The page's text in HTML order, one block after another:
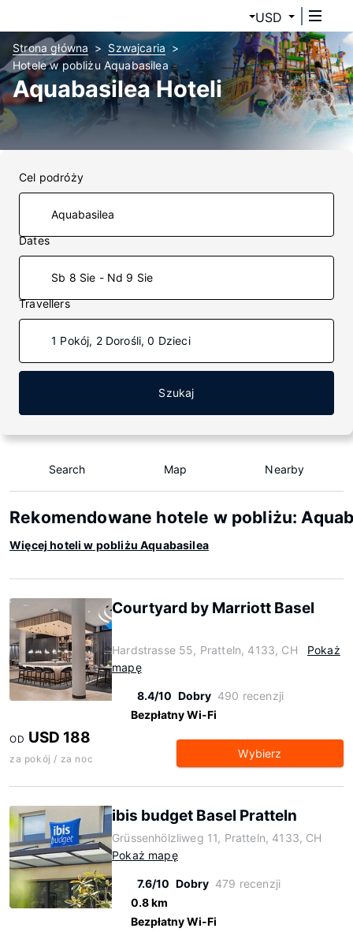
USD
Strona główna
Szwajcaria
Hotele w pobliżu Aquabasilea
Aquabasilea Hoteli
Cel podróży
Dates
Sb 8 Sie - Nd 9 Sie
Travellers
1 Pokój, 2 Dorośli, 0 Dzieci
Szukaj
Search Map Nearby
Rekomendowane hotele w pobliżu:
Więcej hoteli w pobliżu Aquabasilea
Courtyard by Marriott Basel
Hardstrasse 55, Pratteln, 4133, CH
Pokaż
mapę
8.4/10 Dobry 490 recenzji
Bezpłatny Wi-Fi
OD USD 188
za pokój / za noc Wybierz
ibis budget Basel Pratteln
Grüssenhölzliweg 11, Pratteln, 4133, CH
Pokaż mapę
7.6/10 Dobry 479 recenzji
0.8 km
Bezpłatny Wi-Fi